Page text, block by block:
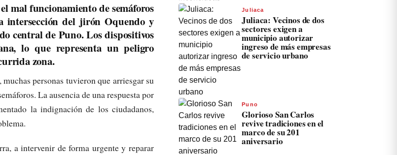
mal funcionamiento de semáforos
intersección del jirón Oquendo y
central de Puno. Los dispositivos
lo que representa un peligro
zona.
personas tuvieron que arriesgar su
La ausencia de una respuesta por
la indignación de los ciudadanos,
a intervenir de forma urgente y reparar
Juliaca
Juliaca: Vecinos de dos
sectores exigen a
municipio autorizar
ingreso de más empresas
de servicio urbano
Puno
Glorioso San Carlos
revive tradiciones en el
marco de su 201
aniversario